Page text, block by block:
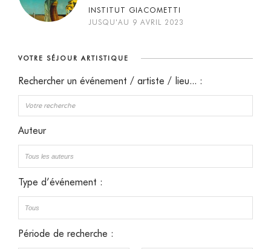
INSTITUT GIACOMETTI
JUSQU'AU 9 AVRIL 2023
VOTRE SÉJOUR ARTISTIQUE
Rechercher un événement / artiste / lieu... :
Auteur
Type d’événement :
Période de recherche :